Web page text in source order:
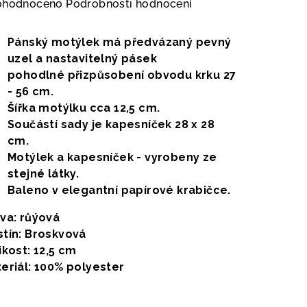
Podrobnosti hodnocení
Pánský motýlek má předvázaný pevný
uzel a nastavitelný pásek
pohodlné přizpůsobení obvodu krku 27
- 56 cm.
Šířka motýlku cca 12,5 cm.
Součástí sady je kapesníček 28 x 28
cm.
Motýlek a kapesníček - vyrobeny ze
stejné látky.
Baleno v elegantní papírové krabičce.
růýová
Broskvová
12,5 cm
100% polyester